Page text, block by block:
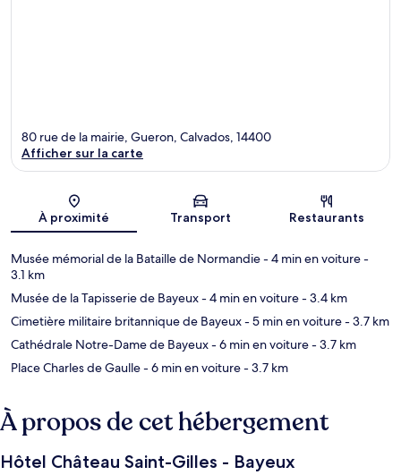
Carte
80 rue de la mairie, Gueron, Calvados, 14400
Afficher sur la carte
À proximité Transport Restaurants
Musée mémorial de la Bataille de Normandie- 4 min en voiture-
3.1 km
Musée de la Tapisserie de Bayeux- 4 min en voiture- 3.4 km
Cimetière militaire britannique de Bayeux- 5 min en voiture- 3.7 km
Cathédrale Notre-Dame de Bayeux- 6 min en voiture- 3.7 km
Place Charles de Gaulle- 6 min en voiture- 3.7 km
À propos de cet hébergement
Hôtel Château Saint-Gilles - Bayeux